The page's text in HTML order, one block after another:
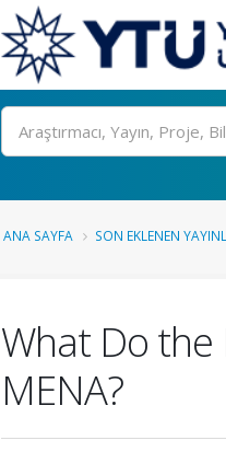
Ara
ANA SAYFA SON EKLENEN
What Do
MENA?